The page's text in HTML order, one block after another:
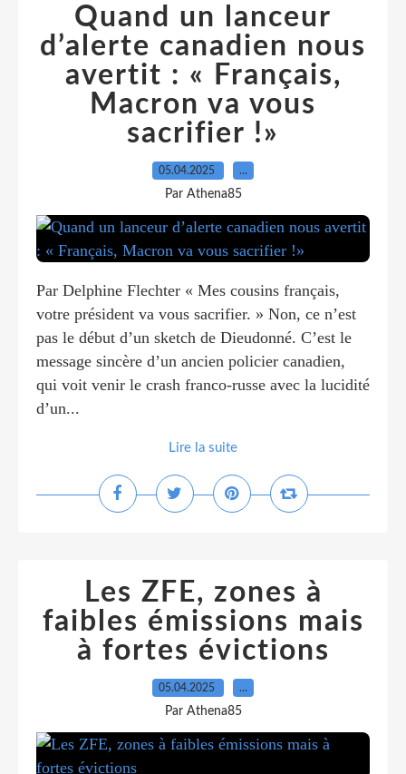
Quand un lanceur
d’alerte canadien nous
avertit : « Français,
Macron va vous
sacrifier !»
05.04.2025 …
Par Athena85
Par Delphine Flechter « Mes cousins français,
votre président va vous sacrifier. » Non, ce n’est
pas le début d’un sketch de Dieudonné. C’est le
message sincère d’un ancien policier canadien,
qui voit venir le crash franco-russe avec la lucidité
d’un...
Lire la suite
Les ZFE, zones à
faibles émissions mais
à fortes évictions
05.04.2025 …
Par Athena85